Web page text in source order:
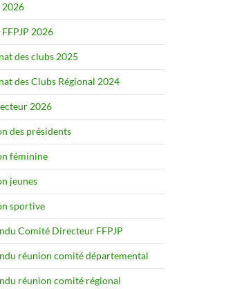
2026
des clubs 2025
des Clubs Régional 2024
2026
des présidents
féminine
jeunes
sportive
Comité Directeur FFPJP
réunion comité départemental
réunion comité régional